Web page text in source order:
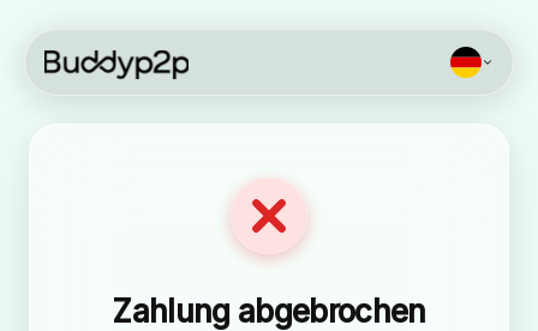
BUDDYPASS
Jederzeit erneut bestellen.
Zahlung abgebrochen